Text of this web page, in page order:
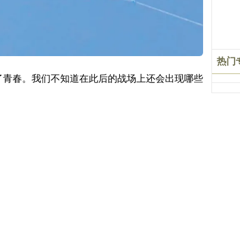
春。我们不知道在此后的战场上还会出现哪些
热门